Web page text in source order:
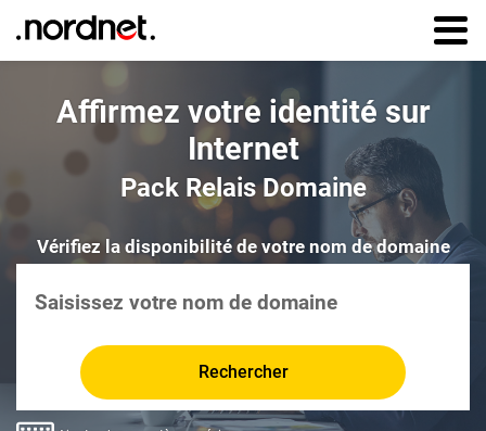
Aller au
contenu
principal
Affirmez votre identité sur
Internet
Pack Relais Domaine
Vérifier la disponibilité de votre nom de
Vérifiez la disponibilité de votre nom de domaine
Rechercher